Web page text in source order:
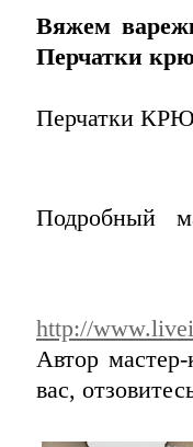
Вяжем
Перчатки
Перчатки
Подробный
http://
Автор
вас,